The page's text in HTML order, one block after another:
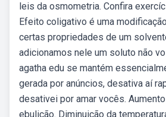
leis da osmometria. Confira
Efeito coligativo é uma
certas propriedades de um
adicionamos nele um soluto não
agatha edu se mantém
gerada por anúncios, desativa aí
desativei por amar vocês.
ebulição. Diminuição da